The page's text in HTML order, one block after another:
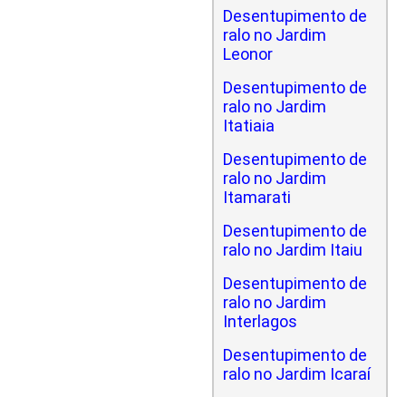
Desentupimento de
ralo no Jardim
Leonor
Desentupimento de
ralo no Jardim
Itatiaia
Desentupimento de
ralo no Jardim
Itamarati
Desentupimento de
ralo no Jardim Itaiu
Desentupimento de
ralo no Jardim
Interlagos
Desentupimento de
ralo no Jardim Icaraí